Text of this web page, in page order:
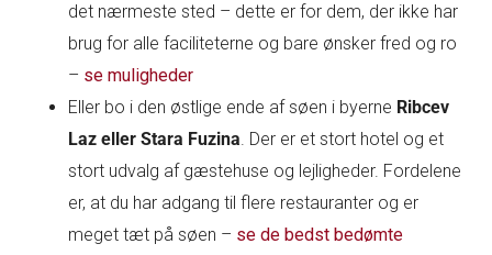
det nærmeste sted – dette er for dem, der ikke har
brug for alle faciliteterne og bare ønsker fred og ro
– se muligheder
Eller bo i den østlige ende af søen i byerne Ribcev
Laz eller Stara Fuzina. Der er et stort hotel og et
stort udvalg af gæstehuse og lejligheder. Fordelene
er, at du har adgang til flere restauranter og er
meget tæt på søen – se de bedst bedømte